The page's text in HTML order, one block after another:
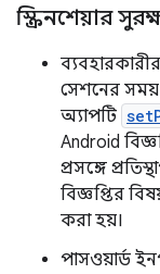
স্ক্রিনশেয়ার
সেশনের
অ্যাপটি
Android
প্রসঙ্গে
বিজ্ঞপ্তির
করা হয়।
পাসওয়ার্ড